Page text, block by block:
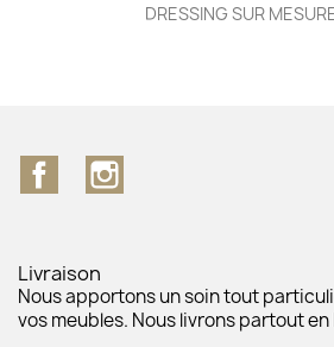
DRESSING SUR
Facebook
Livraison
Nous apportons un soin tout
vos meubles. Nous livrons partout en